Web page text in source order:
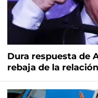
Dura respuesta de
rebaja de la